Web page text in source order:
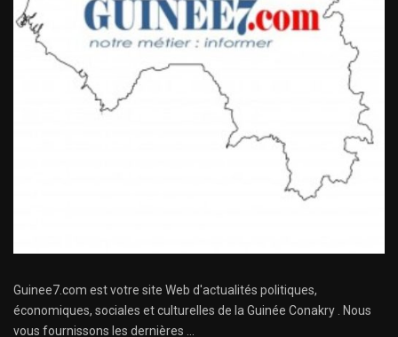
Guinee7.com est votre site Web d'actualités politiques,
économiques, sociales et culturelles de la Guinée Conakry . Nous
vous fournissons les dernières ...